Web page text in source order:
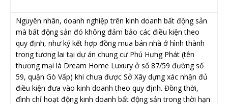
Nguyên nhân, doanh nghiệp trên kinh doanh bất động sản
mà bất động sản đó không đảm bảo các điều kiện theo
quy định, như ký kết hợp đồng mua bán nhà ở hình thành
trong tương lai tại dự án chung cư Phú Hưng Phát (tên
thương mại là Dream Home Luxury ở số 87/59 đường số
59, quận Gò Vấp) khi chưa được Sở Xây dựng xác nhận đủ
điều kiện đưa vào kinh doanh theo quy định. Đồng thời,
đình chỉ hoạt động kinh doanh bất động sản trong thời hạn